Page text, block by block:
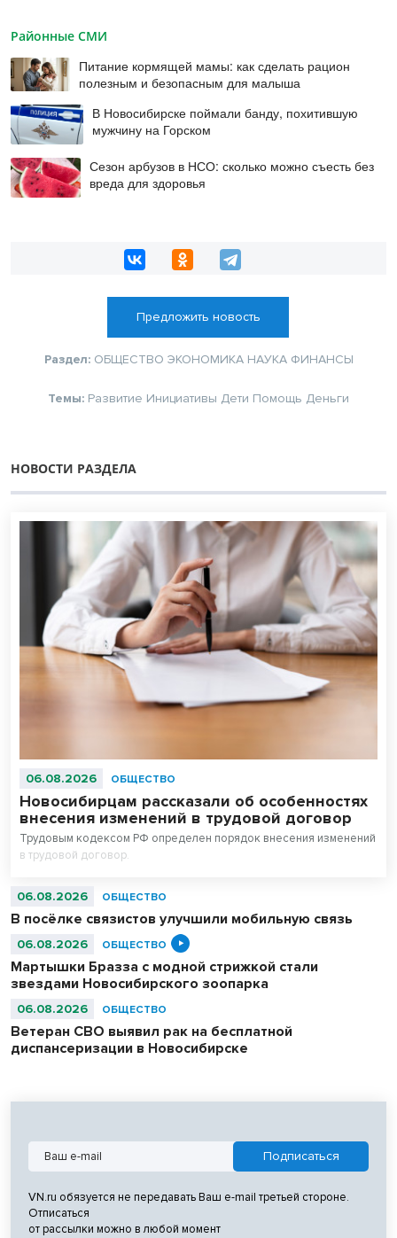
Районные СМИ
Питание кормящей мамы: как сделать рацион
полезным и безопасным для малыша
В Новосибирске поймали банду, похитившую
мужчину на Горском
Сезон арбузов в НСО: сколько можно съесть без
вреда для здоровья
Предложить новость
Раздел: ОБЩЕСТВО ЭКОНОМИКА НАУКА ФИНАНСЫ
Темы: Развитие Инициативы Дети Помощь Деньги
НОВОСТИ РАЗДЕЛА
06.08.2026 ОБЩЕСТВО
Новосибирцам рассказали об особенностях
внесения изменений в трудовой договор
Трудовым кодексом РФ определен порядок внесения изменений
в трудовой договор.
06.08.2026 ОБЩЕСТВО
В посёлке связистов улучшили мобильную связь
06.08.2026 ОБЩЕСТВО
Мартышки Бразза с модной стрижкой стали
звездами Новосибирского зоопарка
06.08.2026 ОБЩЕСТВО
Ветеран СВО выявил рак на бесплатной
диспансеризации в Новосибирске
VN.ru обязуется не передавать Ваш e-mail третьей стороне.
Отписаться
от рассылки можно в любой момент